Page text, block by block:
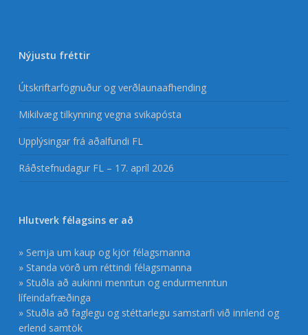
Nýjustu fréttir
Útskriftarfögnuður og verðlaunaafhending
Mikilvæg tilkynning vegna svikapósta
Upplýsingar frá aðalfundi FL
Ráðstefnudagur FL – 17. apríl 2026
Hlutverk félagsins er að
» Semja um kaup og kjör félagsmanna
» Standa vörð um réttindi félagsmanna
» Stuðla að aukinni menntun og endurmenntun
lífeindafræðinga
» Stuðla að faglegu og stéttarlegu samstarfi við innlend og
erlend samtök